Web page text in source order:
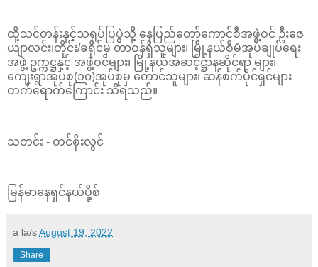
ထို့သင်တန်းနှင့်သရုပ်ပြပွဲသို့ နေပြည်တော်ကောင်စီအဖွဲ့ဝင် ဦးဇေ
ယျာလင်း၊တိုင်း/ခရိုင်မှ တာဝန်ရှိသူများ၊ မြို့နယ်စီမံအုပ်ချုပ်ရေး
အဖွဲ့ ဥက္ကဋ္ဌနှင့် အဖွဲ့ဝင်များ၊ မြို့နယ်အဆင့်ဋ္ဌာနဆိုင်ရာ များ၊
ကျေးရွာအုပ်စု(၁၀)အုပ်စုမှ တောင်သူများ၊ ဆန်စက်ပိုင်ရှင်များ
တက်ရောက်ကြောင်း သိရသည်။
သတင်း - တင်စိုးလွင်
မြန်မာနေရှင်နယ်ပို့စ်
a la/sAugust 19, 2022
Share